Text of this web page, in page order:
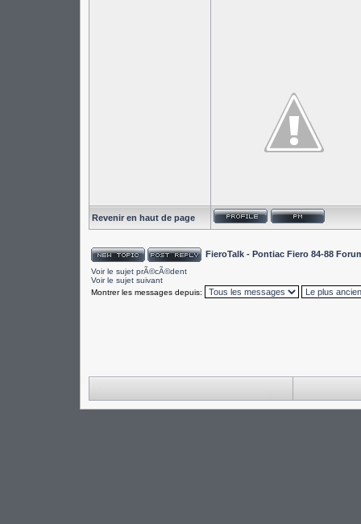
Revenir en haut de page
FieroTalk - Pontiac Fiero 84-88
Voir le sujet prÃ©cÃ©dent
Voir le sujet suivant
Montrer les messages depuis: